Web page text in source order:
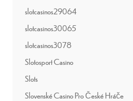
slotcasinos29064
slotcasinos30065
slotcasinos3078
Slotosport Casino
Slots
Slovenské Casino Pro České Hráče